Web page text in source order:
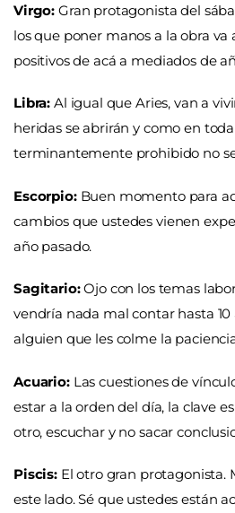
Virgo: Gran protagonista del
los que poner manos a la obra
positivos de acá a mediados de
Libra: Al igual que Aries, van a
heridas se abrirán y como en
terminantemente prohibido no
Escorpio: Buen momento para
cambios que ustedes vienen
año pasado.
Sagitario:Ojo con los temas
vendría nada mal contar hasta
alguien que les colme la
Acuario:Las cuestiones de
estar a la orden del día, la clave
otro, escuchar y no sacar
Piscis:El otro gran protagonista.
este lado. Sé que ustedes están